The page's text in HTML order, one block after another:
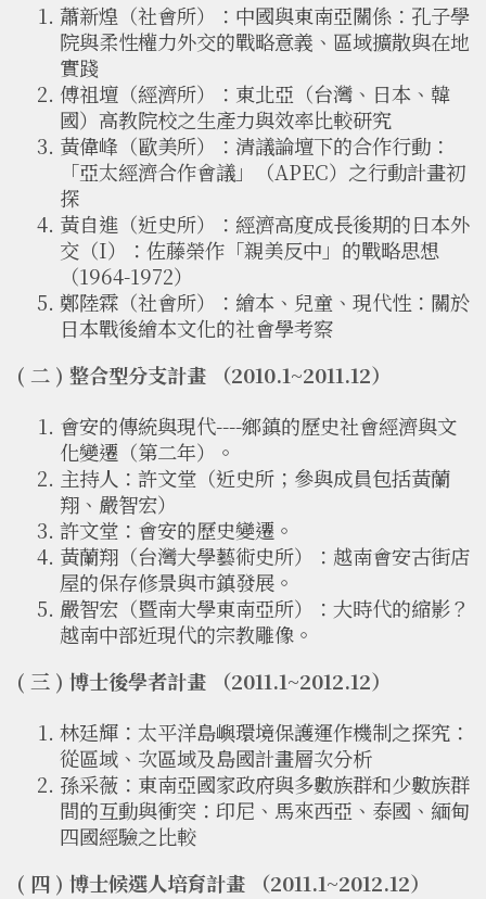
蕭新煌（社會所）：中國與東南亞關係：孔子學
院與柔性權力外交的戰略意義、區域擴散與在地
實踐
傅祖壇（經濟所）：東北亞（台灣、日本、韓
國）高教院校之生產力與效率比較研究
黃偉峰（歐美所）：清議論壇下的合作行動：
「亞太經濟合作會議」（APEC）之行動計畫初
探
黃自進（近史所）：經濟高度成長後期的日本外
交（I）：佐藤榮作「親美反中」的戰略思想
（1964-1972）
鄭陸霖（社會所）：繪本、兒童、現代性：關於
日本戰後繪本文化的社會學考察
( 二 ) 整合型分支計畫 （2010.1~2011.12）
會安的傳統與現代----鄉鎮的歷史社會經濟與文
化變遷（第二年）。
主持人：許文堂（近史所；參與成員包括黃蘭
翔、嚴智宏）
許文堂：會安的歷史變遷。
黃蘭翔（台灣大學藝術史所）：越南會安古街店
屋的保存修景與市鎮發展。
嚴智宏（暨南大學東南亞所）：大時代的縮影？
越南中部近現代的宗教雕像。
( 三 ) 博士後學者計畫 （2011.1~2012.12）
林廷輝：太平洋島嶼環境保護運作機制之探究：
從區域、次區域及島國計畫層次分析
孫采薇：東南亞國家政府與多數族群和少數族群
間的互動與衝突：印尼、馬來西亞、泰國、緬甸
四國經驗之比較
( 四 ) 博士候選人培育計畫 （2011.1~2012.12）